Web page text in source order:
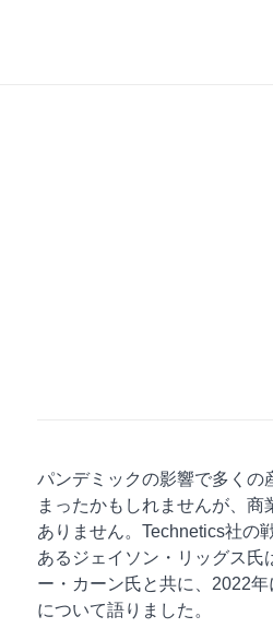
パンデミックの影響で多くの
まったかもしれませんが、商
ありません。Technetics社の
あるジェイソン・リッグス氏
ー・カーン氏と共に、2022
について語りました。